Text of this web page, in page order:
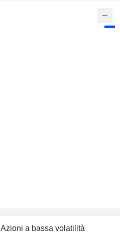
Azioni a bassa volatilità